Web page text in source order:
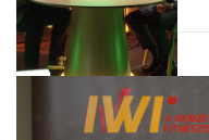
Podcast